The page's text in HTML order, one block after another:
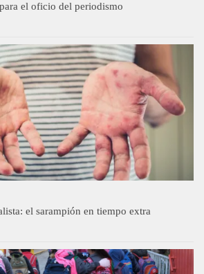
el oficio del periodismo
el sarampión en tiempo extra